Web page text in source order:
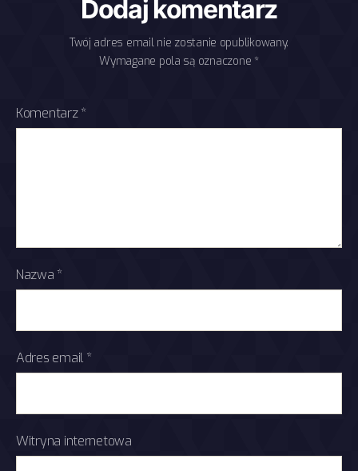
Dodaj komentarz
Twój adres email nie zostanie opublikowany.
Wymagane pola są oznaczone *
Komentarz*
Nazwa *
Adres email *
Witryna internetowa